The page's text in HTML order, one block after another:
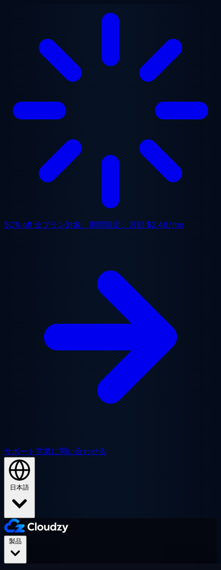
50% off全プラン対象、期間限定。月額$2.48/mo
サポート営業に問い合わせる
日本語